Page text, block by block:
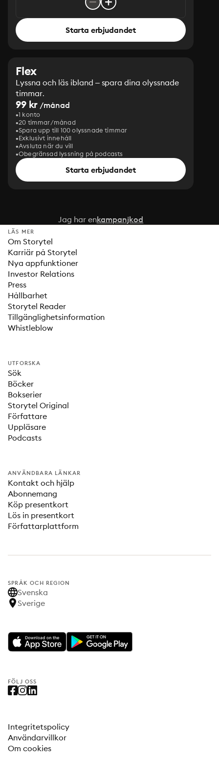
Starta erbjudandet
Flex
Lyssna och läs ibland – spara dina olyssnade
timmar.
99 kr /månad
1 konto
20 timmar/månad
Spara upp till 100 olyssnade timmar
Exklusivt innehåll
Avsluta när du vill
Obegränsad lyssning på podcasts
Starta erbjudandet
Jag har enkampanjkod
LÄS MER
Om Storytel
Karriär på Storytel
Nya appfunktioner
Investor Relations
Press
Hållbarhet
Storytel Reader
Tillgänglighetsinformation
Whistleblow
UTFORSKA
Sök
Böcker
Bokserier
Storytel Original
Författare
Uppläsare
Podcasts
ANVÄNDBARA LÄNKAR
Kontakt och hjälp
Abonnemang
Köp presentkort
Lös in presentkort
Författarplattform
SPRÅK OCH REGION
Svenska
Sverige
FÖLJ OSS
Integritetspolicy
Användarvillkor
Om cookies